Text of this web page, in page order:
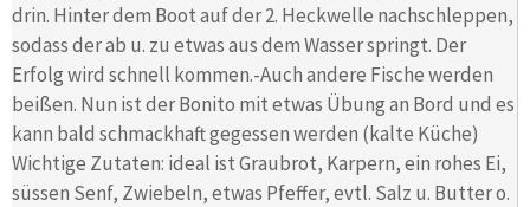
drin. Hinter dem Boot auf der 2. Heckwelle nachschleppen,
sodass der ab u. zu etwas aus dem Wasser springt. Der
Erfolg wird schnell kommen.-Auch andere Fische werden
beißen. Nun ist der Bonito mit etwas Übung an Bord und es
kann bald schmackhaft gegessen werden (kalte Küche)
Wichtige Zutaten: ideal ist Graubrot, Karpern, ein rohes Ei,
süssen Senf, Zwiebeln, etwas Pfeffer, evtl. Salz u. Butter o.